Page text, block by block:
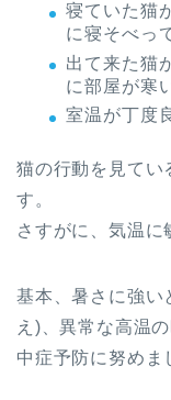
寝ていた猫
に寝そべっ
出て来た猫
に部屋が寒
室温が丁度
猫の行動を見てい
す。
さすがに、気温に
基本、暑さに強い
え)、異常な高温
中症予防に努めま